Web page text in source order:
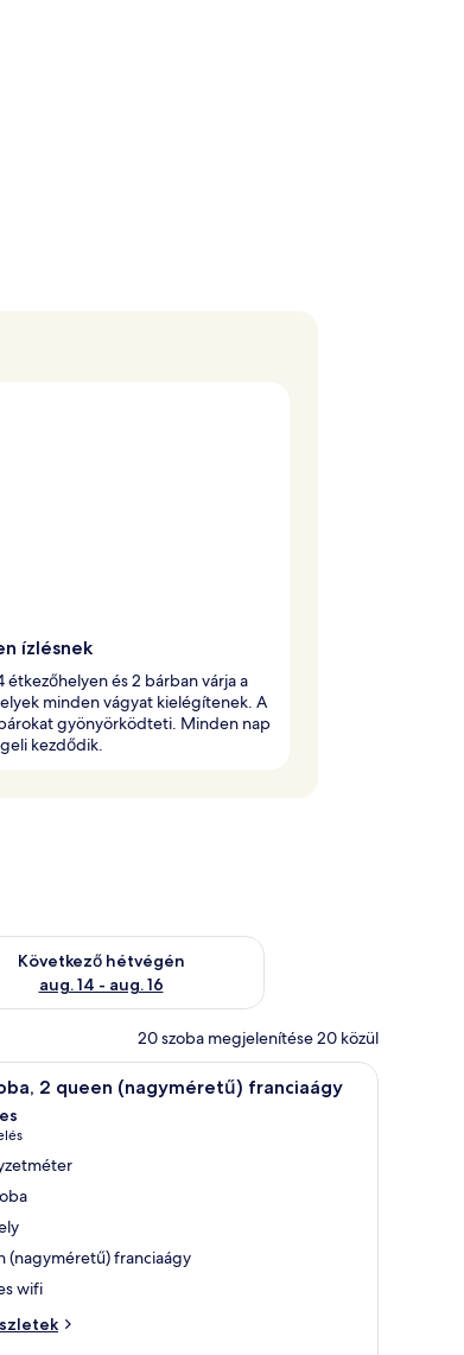
ízlésnek
étkezőhelyen és 2 bárban várja a
minden vágyat kielégítenek. A
gyönyörködteti. Minden nap
kezdődik.
aug. 7 - aug. 9
Következő hétvégén
aug. 14 - aug. 16
hétvégi rendelkezésre állás ellenőrzése: aug. 14 -
20 szoba megjelenítése 20 közül
nyílik kilátás.és egy törölközővel, ami egy fogasra van akasztva.
Egy modern fürőszoba, melyben egy nagy,
2 queen (nagyméretű) franciaágy
(nagyméretű) franciaágy
wifi